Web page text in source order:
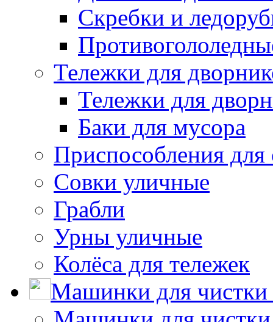
Скребки и
Тележки для
Тележки для
Баки для мусора
Приспособления для
Совки уличные
Грабли
Урны уличные
Колёса для тележек
Машинки для чистки